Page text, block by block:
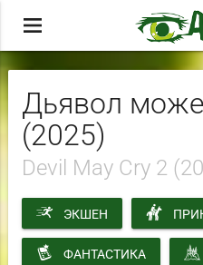
menu
Дьявол
(2025)
Devil May Cry 2
ЭКШЕН
ФАНТАСТИКА